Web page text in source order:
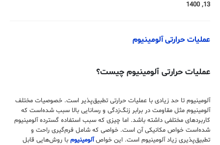
13, 1400
عملیات حرارتی آلومینیوم
عملیات حرارتی آلومینیوم چیست؟
آلومینیوم تا حد زیادی با عملیات حرارتی تطبیق‌پذیر است. خصوصیات مختلف
آلومینیوم مثل مقاومت در برابر زنگ‌زدگی و رسانایی بالا سبب شده‌است که
کاربرد‌های مختلفی داشته باشد. اما چیزی که سبب استفاده گسترده آلومینیوم
شده‌است خواص مکانیکی آن است. خواصی که شامل فرم‌گیری راحت و
تطبیق‌پذیری زیاد آلومینیوم است. این خواصآلومینیوم با روش‌هایی قابل